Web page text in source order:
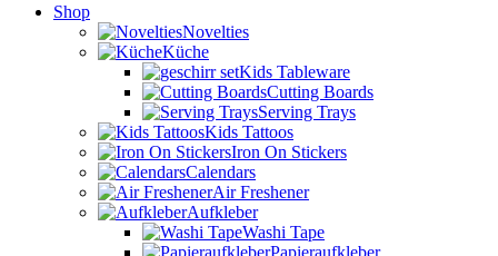
Shop
Novelties
Küche
Kids Tableware
Cutting Boards
Serving Trays
Kids Tattoos
Iron On Stickers
Calendars
Air Freshener
Aufkleber
Washi Tape
Papieraufkleber